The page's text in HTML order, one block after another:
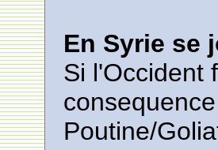
En Syrie se
Si l'Occident
Poutine/